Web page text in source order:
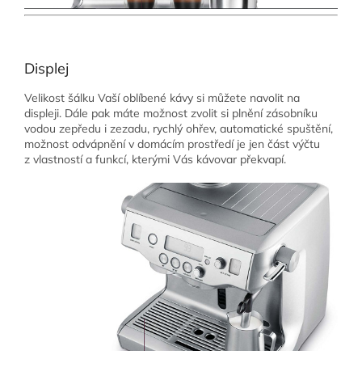
Displej
Velikost šálku Vaší oblíbené kávy si můžete navolit na
displeji. Dále pak máte možnost zvolit si plnění zásobníku
vodou zepředu i zezadu, rychlý ohřev, automatické spuštění,
možnost odvápnění v domácím prostředí je jen část výčtu
z vlastností a funkcí, kterými Vás kávovar překvapí.